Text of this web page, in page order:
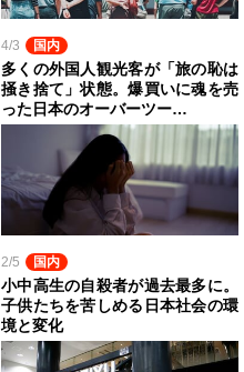
4/3 国内
多くの外国人観光客が「旅の恥は
掻き捨て」状態。爆買いに魂を売
った日本のオーバーツー…
2/5 国内
小中高生の自殺者が過去最多に。
子供たちを苦しめる日本社会の環
境と変化